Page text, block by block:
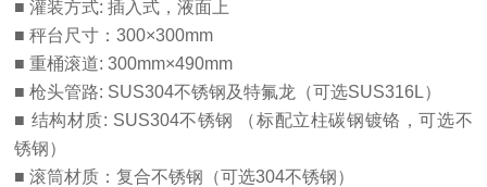
■ 灌装方式: 插入式，液面上
■ 秤台尺寸：300×300mm
■ 重桶滚道: 300mm×490mm
■ 枪头管路: SUS304不锈钢及特氟龙（可选SUS316L）
■ 结构材质: SUS304不锈钢 （标配立柱碳钢镀铬，可选不
锈钢）
■ 滚筒材质：复合不锈钢（可选304不锈钢）